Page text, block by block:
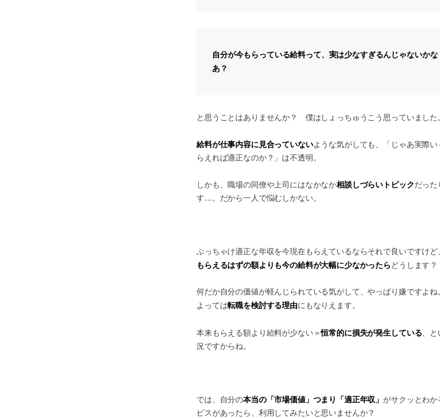
自分が今もらっている給料って、実は少なすぎるんじゃないかな
あ？
と思うことはありませんか？ 僕はしょっちゅうこう思っていました
給料が仕事内容に見合っていないような気がしても、「じゃあ実際い
らえれば適正なのか？」は不透明。
しかも、職場の同僚や上司にはなかなか相談しづらいトピックだった
す…。だから一人で悩むしかない。
ぶっちゃけ適正な年収を今現在もらえているならそれで良いですけど
もらえるはずの額よりも今の給料が大幅に少なかったら どうします？
何だか自分の価値が軽んじられている気がして、やっぱり嫌ですよね
よっては転職を検討する理由にもなりえます。
本来もらえる額より給料が少ない＝恒常的に損失が発生している 、
況ですからね。
では、自分の本当の「市場価値」つまり「適正年収」 がサクッとわか
ビスがあったら、利用してみたいと思いませんか？